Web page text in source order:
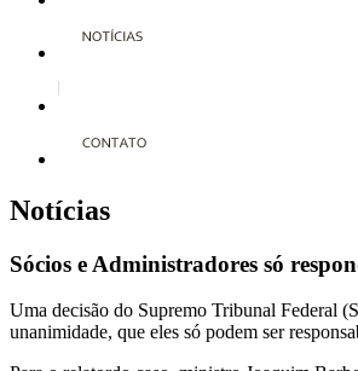
Notícias
Sócios e Administradores só
Uma decisão do Supremo Tribunal Federal
unanimidade, que eles só podem ser